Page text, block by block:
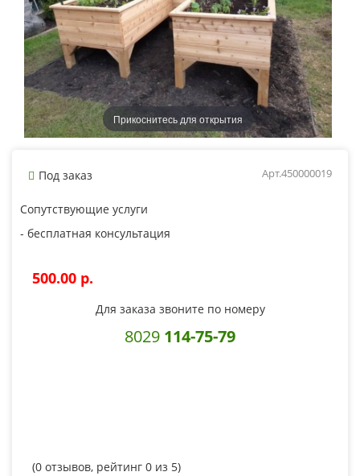
Прикоснитесь для открытия
Под заказ Арт.450000019
Сопутствующие услуги
- бесплатная консультация
500.00 p.
Для заказа звоните по номеру
8029 114-75-79
(0 отзывов, рейтинг 0 из 5)